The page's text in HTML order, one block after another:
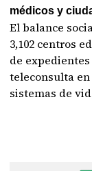
médicos y
El balance
3,102 centros
de
teleconsulta
sistemas de